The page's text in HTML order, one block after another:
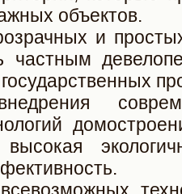
объектов.
и
частным